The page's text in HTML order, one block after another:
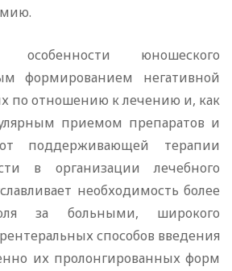
особенности юношеского
формированием негативной
по отношению к лечению и, как
приемом препаратов и
поддерживающей терапии
в организации лечебного
необходимость более
за больными, широкого
способов введения
их пролонгированных форм